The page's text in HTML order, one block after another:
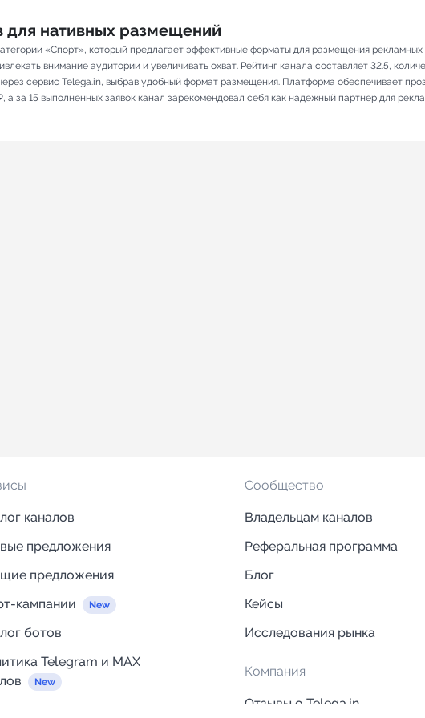
для нативных размещений
«Спорт», который предлагает эффективные форматы для размещения рекламных
внимание аудитории и увеличивать охват. Рейтинг канала составляет 32.5,
сервис Telega.in, выбрав удобный формат размещения. Платформа обеспечивает
за 15 выполненных заявок канал зарекомендовал себя как надежный партнер для
каналов
предложения
предложения
кампании
ботов
Telegram и MAX
Сообщество
Владельцам каналов
Реферальная программа
Блог
Кейсы
Исследования рынка
Компания
Отзывы о Telega.in